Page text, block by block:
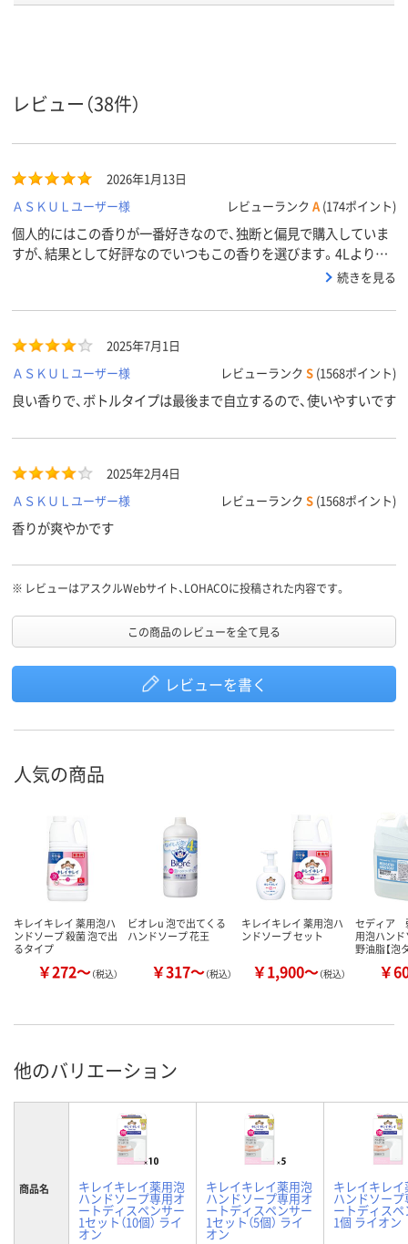
レビュー（38件）
2026年1月13日
ＡＳＫＵＬユーザー様
レビューランク A (174ポイント)
個人的にはこの香りが一番好きなので、独断と偏見で購入していま
すが、結果として好評なのでいつもこの香りを選びます。4Lより収
続きを見る
2025年7月1日
ＡＳＫＵＬユーザー様
レビューランク S (1568ポイント)
良い香りで、ボトルタイプは最後まで自立するので、使いやすいです
2025年2月4日
ＡＳＫＵＬユーザー様
レビューランク S (1568ポイント)
香りが爽やかです
※ レビューはアスクルWebサイト、LOHACOに投稿された内容です。
この商品のレビューを全て見る
レビューを書く
人気の商品
キレイキレイ 薬用泡ハ
ンドソープ 殺菌 泡で出
るタイプ
￥272～（税込）
ビオレu 泡で出てくる
ハンドソープ 花王
￥317～（税込）
キレイキレイ 薬用泡ハ
ンドソープ セット
￥1,900～（税込）
セディア
用泡ハン
野油脂【泡
￥
他のバリエーション
商品名 キレイキレイ薬用泡
ハンドソープ専用オ
ートディスペンサー
1セット（10個） ライ
オン
キレイキレイ薬用泡
ハンドソープ専用オ
ートディスペンサー
1セット（5個） ライ
オン
キレイキレ
ハンドソー
ートディス
1個 ライオン